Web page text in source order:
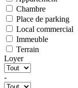
Chambre
Place de parking
Local commercial
Immeuble
Terrain
Loyer
-